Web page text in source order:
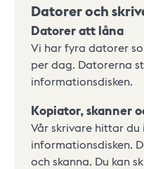
Datorer och
Datorer att låna
Vi har fyra datorer
per dag. Datorerna
informationsdisken.
Kopiator, skanner
Vår skrivare hittar
informationsdisken.
och skanna. Du kan